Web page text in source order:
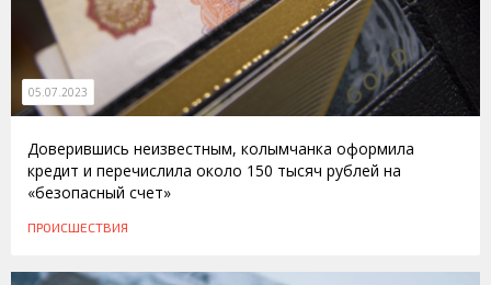
05.07.2023
Доверившись неизвестным, колымчанка оформила
кредит и перечислила около 150 тысяч рублей на
«безопасный счет»
ПРОИСШЕСТВИЯ